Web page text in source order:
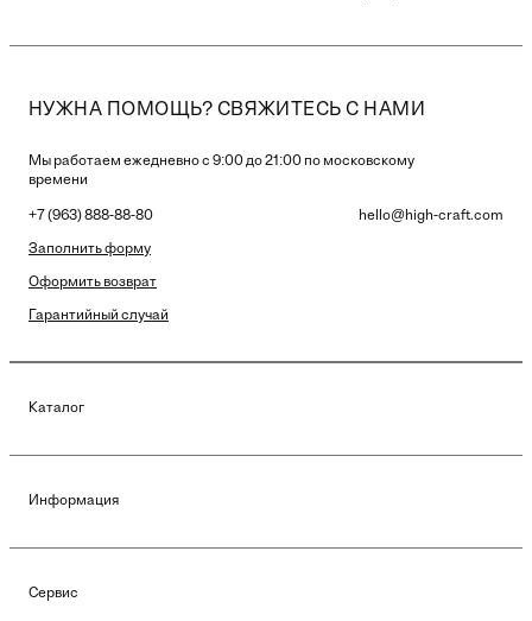
НУЖНА ПОМОЩЬ? СВЯЖИТЕСЬ С НАМИ
Мы работаем ежедневно с 9:00 до 21:00 по московскому
времени
+7 (963) 888-88-80 hello@high-craft.com
Заполнить форму
Оформить возврат
Гарантийный случай
Каталог
Информация
Сервис